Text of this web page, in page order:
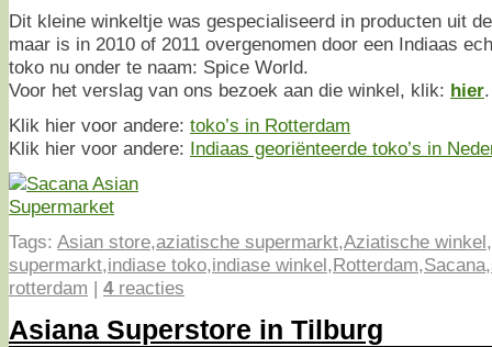
Dit kleine winkeltje was gespecialiseerd in producten uit
maar is in 2010 of 2011 overgenomen door een Indiaas
toko nu onder te naam: Spice World.
Voor het verslag van ons bezoek aan die winkel, klik: hier.
Klik hier voor andere: toko’s in Rotterdam
Klik hier voor andere: Indiaas georiënteerde toko’s in
Tags: Asian store,aziatische supermarkt,Aziatische winkel,
supermarkt,indiase toko,indiase winkel,Rotterdam,Sacana,
rotterdam | 4reacties
Asiana Superstore in Tilburg